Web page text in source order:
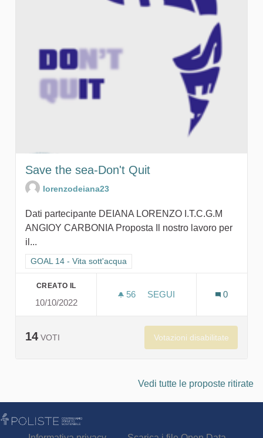
Save the sea-Don't Quit
lorenzodeiana23
Dati partecipante DEIANA LORENZO I.T.C.G.M
ANGIOY CARBONIA Proposta Il nostro lavoro per
il...
Filtra i risultati per categoria: GOAL 14 - Vita sott'acqua
GOAL 14 - Vita sott'acqua
CREATO IL
10/10/2022
56 56 SOSTENITORI
SEGUI
0
14 VOTI Votazioni disabilitate
Vedi tutte le proposte ritirate